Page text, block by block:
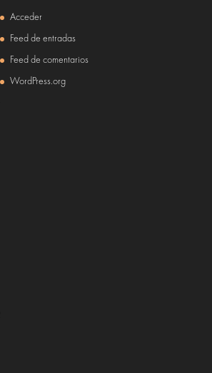
Acceder
Feed de entradas
Feed de comentarios
WordPress.org